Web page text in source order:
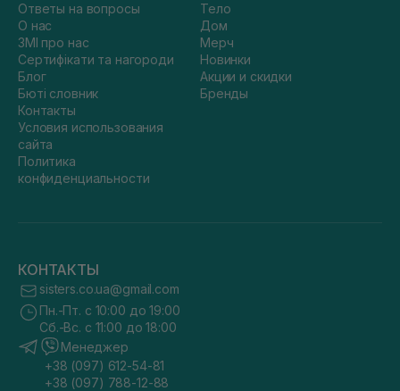
Ответы на вопросы
О нас
ЗМІ про нас
Сертифікати та нагороди
Блог
Бюті словник
Контакты
Условия использования
сайта
Политика
конфиденциальности
Тело
Дом
Мерч
Новинки
Акции и скидки
Бренды
КОНТАКТЫ
sisters.co.ua@gmail.com
Пн.-Пт. с 10:00 до 19:00
Сб.-Вс. с 11:00 до 18:00
Менеджер
+38 (097) 612-54-81
+38 (097) 788-12-88